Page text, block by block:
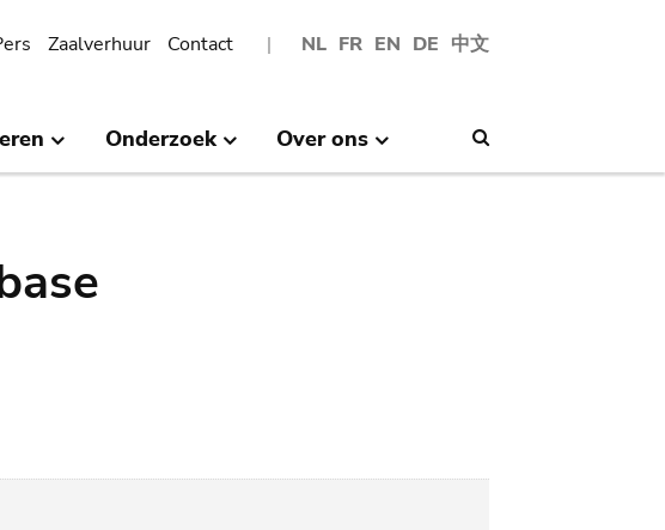
NL FR EN DE 中文
Zaalverhuur Contact
Onderzoek Over ons